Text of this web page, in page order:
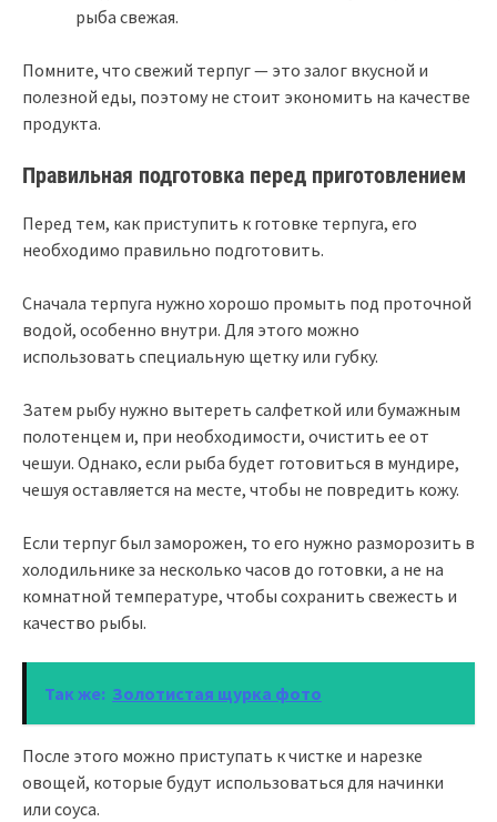
рыба свежая.
Помните, что свежий терпуг — это залог вкусной и
полезной еды, поэтому не стоит экономить на качестве
продукта.
Правильная подготовка перед приготовлением
Перед тем, как приступить к готовке терпуга, его
необходимо правильно подготовить.
Сначала терпуга нужно хорошо промыть под проточной
водой, особенно внутри. Для этого можно
использовать специальную щетку или губку.
Затем рыбу нужно вытереть салфеткой или бумажным
полотенцем и, при необходимости, очистить ее от
чешуи. Однако, если рыба будет готовиться в мундире,
чешуя оставляется на месте, чтобы не повредить кожу.
Если терпуг был заморожен, то его нужно разморозить в
холодильнике за несколько часов до готовки, а не на
комнатной температуре, чтобы сохранить свежесть и
качество рыбы.
Так же: Золотистая щурка фото
После этого можно приступать к чистке и нарезке
овощей, которые будут использоваться для начинки
или соуса.